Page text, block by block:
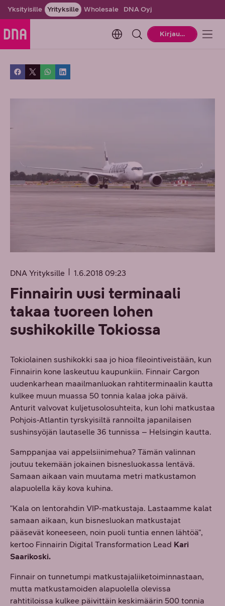
Yksityisille Yrityksille Wholesale DNA Oyj
Change language. Current
Kirjaudu
DNA Yrityksille 1.6.2018 09:23
Finnairin uusi terminaali
takaa tuoreen lohen
sushikokille Tokiossa
Tokiolainen sushikokki saa jo hioa fileointiveistään, kun
Finnairin kone laskeutuu kaupunkiin. Finnair Cargon
uudenkarhean maailmanluokan rahtiterminaalin kautta
kulkee muun muassa 50 tonnia kalaa joka päivä.
Anturit valvovat kuljetusolosuhteita, kun lohi matkustaa
Pohjois-Atlantin tyrskyisiltä rannoilta japanilaisen
sushinsyöjän lautaselle 36 tunnissa – Helsingin kautta.
Samppanjaa vai appelsiinimehua? Tämän valinnan
joutuu tekemään jokainen bisnesluokassa lentävä.
Samaan aikaan vain muutama metri matkustamon
alapuolella käy kova kuhina.
"Kala on lentorahdin VIP-matkustaja. Lastaamme kalat
samaan aikaan, kun bisnesluokan matkustajat
pääsevät koneeseen, noin puoli tuntia ennen lähtöä",
kertoo Finnairin Digital Transformation Lead Kari
Saarikoski.
Finnair on tunnetumpi matkustajaliiketoiminnastaan,
mutta matkustamoiden alapuolella olevissa
rahtitiloissa kulkee päivittäin keskimäärin 500 tonnia